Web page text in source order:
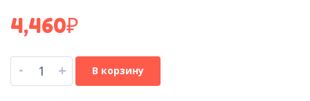
4,460₽
- + В корзину